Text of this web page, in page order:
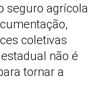
seguro agrícola
coletivas
não é
tornar a